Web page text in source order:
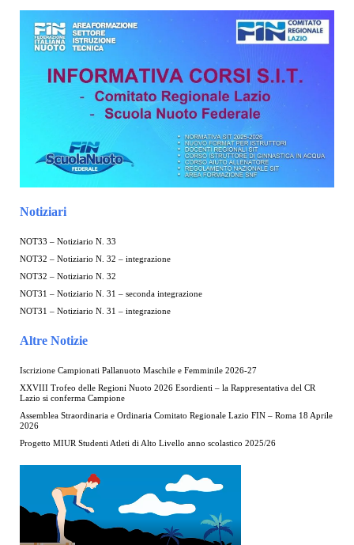
Notiziari
NOT33 – Notiziario N. 33
NOT32 – Notiziario N. 32 – integrazione
NOT32 – Notiziario N. 32
NOT31 – Notiziario N. 31 – seconda integrazione
NOT31 – Notiziario N. 31 – integrazione
Altre Notizie
Iscrizione Campionati Pallanuoto Maschile e Femminile 2026-27
XXVIII Trofeo delle Regioni Nuoto 2026 Esordienti – la Rappresentativa del CR
Lazio si conferma Campione
Assemblea Straordinaria e Ordinaria Comitato Regionale Lazio FIN – Roma 18 Aprile
2026
Progetto MIUR Studenti Atleti di Alto Livello anno scolastico 2025/26